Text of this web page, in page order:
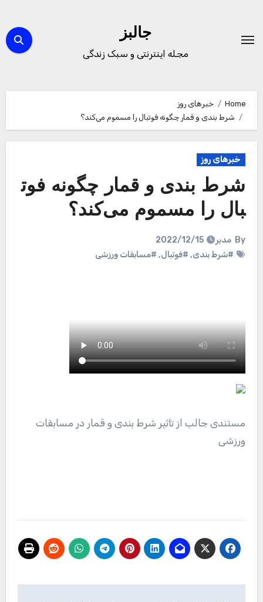
content
جالبز
مجله اینترنتی و سبک زندگی
Home
خبرهای روز
شرط بندی و قمار چگونه فوتبال را مسموم می‌کند؟
خبرهای روز
شرط بندی و قمار چگونه فوت
بال را مسموم می‌کند؟
By مدیر
2022/12/15
#شرط بندی, #فوتبال, #مسابقات ورزشی
مستندی جالب از تاثیر شرط بندی و قمار در مسابقات
ورزشی